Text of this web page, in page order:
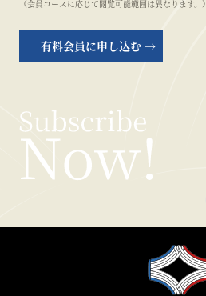
（会員コースに応じて閲覧可能範囲は異なります。）
有料会員に申し込む →